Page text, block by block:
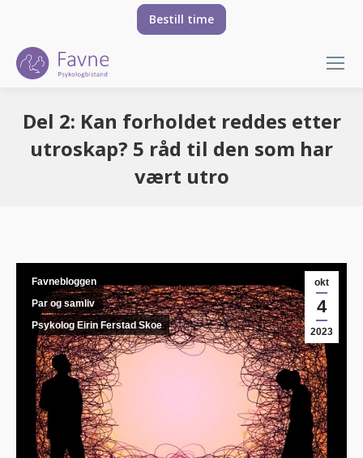
Bestill time
Del 2: Kan forholdet reddes etter
utroskap? 5 råd til den som har
vært utro
okt
4
2023
Favnebloggen
Par og samliv
Psykolog Eirin Ferstad Skoe